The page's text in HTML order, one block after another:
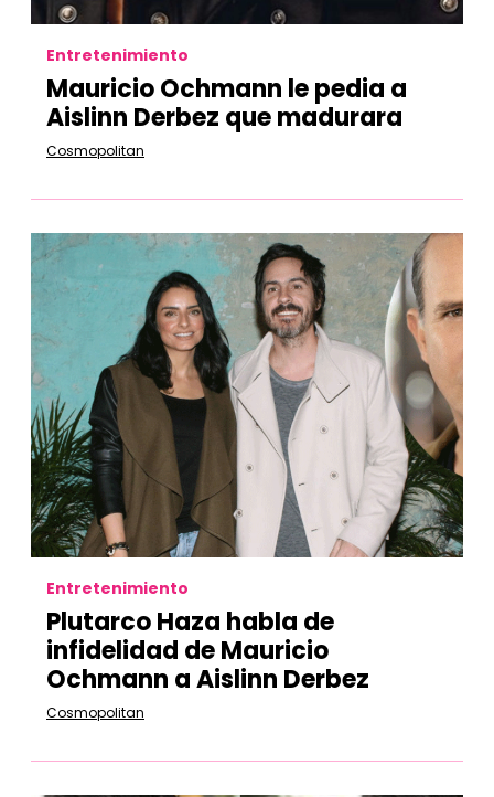
Entretenimiento
Mauricio Ochmann le pedia a
Aislinn Derbez que madurara
Cosmopolitan
Entretenimiento
Plutarco Haza habla de
infidelidad de Mauricio
Ochmann a Aislinn Derbez
Cosmopolitan